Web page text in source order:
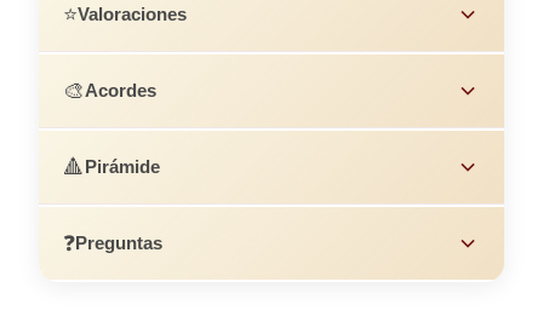
⭐Valoraciones
🎨Acordes
🔺Pirámide
❓Preguntas